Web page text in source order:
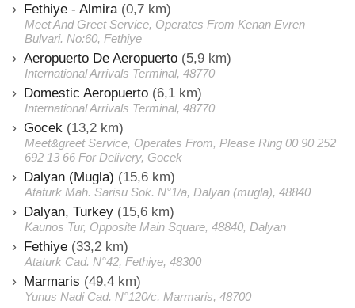
Fethiye - Almira (0,7 km)
Meet And Greet Service, Operates From Kenan Evren
Bulvari. No:60, Fethiye
Aeropuerto De Aeropuerto (5,9 km)
International Arrivals Terminal, 48770
Domestic Aeropuerto (6,1 km)
International Arrivals Terminal, 48770
Gocek (13,2 km)
Meet&greet Service, Operates From, Please Ring 00 90 252
692 13 66 For Delivery, Gocek
Dalyan (Mugla) (15,6 km)
Ataturk Mah. Sarisu Sok. N°1/a, Dalyan (mugla), 48840
Dalyan, Turkey (15,6 km)
Kaunos Tur, Opposite Main Square, 48840, Dalyan
Fethiye (33,2 km)
Ataturk Cad. N°42, Fethiye, 48300
Marmaris (49,4 km)
Yunus Nadi Cad. N°120/c, Marmaris, 48700